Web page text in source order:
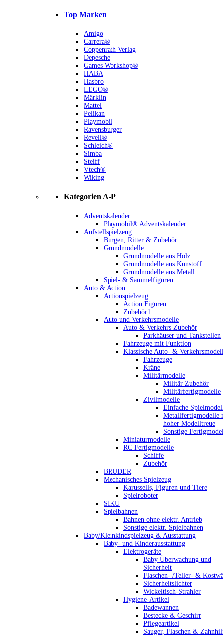
Top Marken
Amigo
Carrera®
Coppenrath Verlag
Depesche
Games Workshop®
HABA
Hasbro
LEGO®
Märklin
Mattel
Pelikan
Playmobil
Ravensburger
Revell®
Schleich®
Simba
Steiff
Vtech®
Wiking
Kategorien A-P
Adventskalender
Playmobil® Adventskalender
Aufstellspielzeug
Burgen, Ritter & Zubehör
Grundmodelle
Grundmodelle aus Holz
Grundmodelle aus Kunstoff
Grundmodelle aus Metall
Spiel- & Sammelfiguren
Auto & Action
Actionspielzeug
Action Figuren
Zubehör1
Auto und Verkehrsmodelle
Auto & Verkehrs Zubehör
Parkhäuser und Tankstellen
Fahrzeuge mit Funktion
Klassische Auto- &
Fahrzeuge
Kräne
Militärmodelle
Militär Zubehör
Militärfertigmodelle
Zivilmodelle
Einfache
Metallfertigmodelle
hoher Modelltreue
Sonstige
Miniaturmodelle
RC Fertigmodelle
Schiffe
Zubehör
BRUDER
Mechanisches Spielzeug
Karussells, Figuren und Tiere
Spielroboter
SIKU
Spielbahnen
Bahnen ohne elektr. Antrieb
Sonstige elektr. Spielbahnen
Baby/Kleinkindspielzeug & Ausstattung
Baby- und Kinderausstattung
Elektrogeräte
Baby Überwachung und
Sicherheit
Flaschen- /Teller- &
Sicherheitslichter
Wickeltisch-Strahler
Hygiene-Artikel
Badewannen
Bestecke & Geschirr
Pflegeartikel
Sauger, Flaschen &